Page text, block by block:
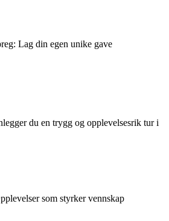
Lag din egen unike gave
du en trygg og opplevelsesrik tur i
som styrker vennskap